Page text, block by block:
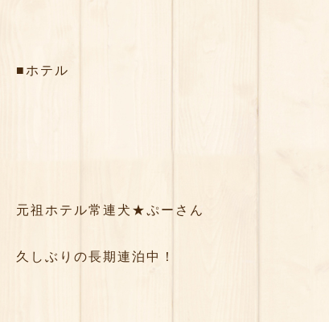
■ホテル
元祖ホテル常連犬★ぷーさん
久しぶりの長期連泊中！